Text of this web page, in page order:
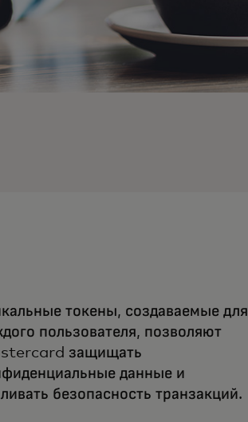
токены, создаваемые для
пользователя, позволяют
защищать
данные и
безопасность транзакций.